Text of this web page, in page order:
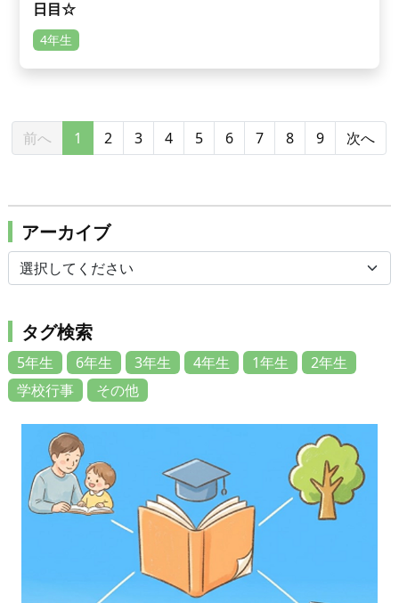
アーカイブ
タグ検索
5年生 6年生 3年生 4年生 1年生
2年生
学校行事
その他
日目☆
4年生
前へ 1 2 3 4 5 6 7 8 9 次へ